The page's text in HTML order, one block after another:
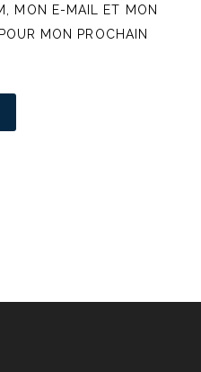
MON E-MAIL ET MON
MON PROCHAIN